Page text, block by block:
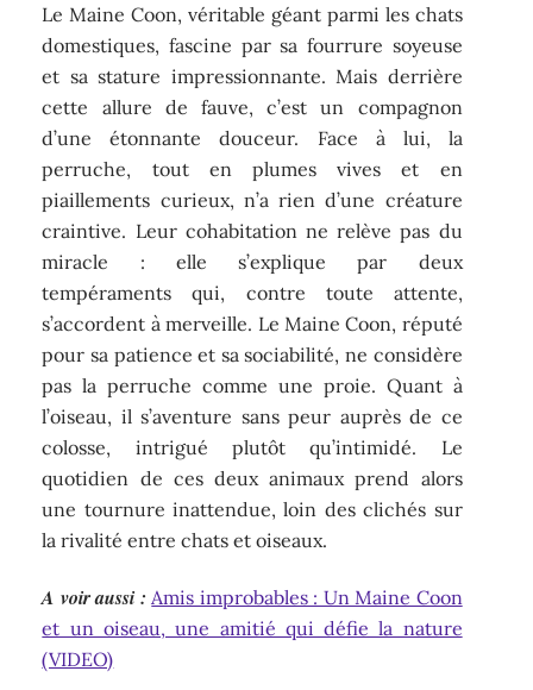
Le Maine Coon, véritable géant parmi les chats
domestiques, fascine par sa fourrure soyeuse
et sa stature impressionnante. Mais derrière
cette allure de fauve, c’est un compagnon
d’une étonnante douceur. Face à lui, la
perruche, tout en plumes vives et en
piaillements curieux, n’a rien d’une créature
craintive. Leur cohabitation ne relève pas du
miracle : elle s’explique par deux
tempéraments qui, contre toute attente,
s’accordent à merveille. Le Maine Coon, réputé
pour sa patience et sa sociabilité, ne considère
pas la perruche comme une proie. Quant à
l’oiseau, il s’aventure sans peur auprès de ce
colosse, intrigué plutôt qu’intimidé. Le
quotidien de ces deux animaux prend alors
une tournure inattendue, loin des clichés sur
la rivalité entre chats et oiseaux.
A voir aussi : Amis improbables : Un Maine Coon
et un oiseau, une amitié qui défie la nature
(VIDEO)